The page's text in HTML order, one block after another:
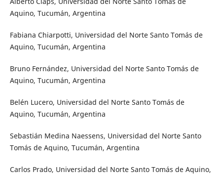
Aquino, Tucumán, Argentina
Fabiana Chiarpotti, Universidad del Norte Santo Tomás de
Aquino, Tucumán, Argentina
Bruno Fernández, Universidad del Norte Santo Tomás de
Aquino, Tucumán, Argentina
Belén Lucero, Universidad del Norte Santo Tomás de
Aquino, Tucumán, Argentina
Sebastián Medina Naessens, Universidad del Norte Santo
Tomás de Aquino, Tucumán, Argentina
Carlos Prado, Universidad del Norte Santo Tomás de Aquino,